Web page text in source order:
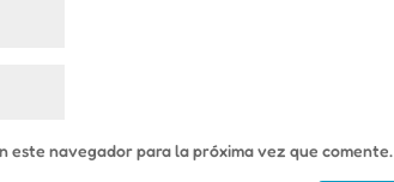
este navegador para la próxima vez que comente.